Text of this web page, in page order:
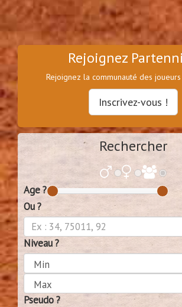
Rejoignez
Rejoignez la communauté des
Inscrivez-vous !
Rechercher
Age ?
Ou ?
Niveau ?
Pseudo ?